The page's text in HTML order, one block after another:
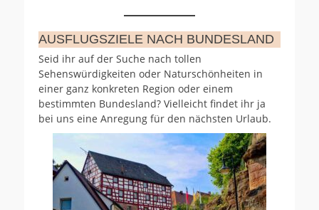
AUSFLUGSZIELE NACH BUNDESLAND
Seid ihr auf der Suche nach tollen
Sehenswürdigkeiten oder Naturschönheiten in
einer ganz konkreten Region oder einem
bestimmten Bundesland? Vielleicht findet ihr ja
bei uns eine Anregung für den nächsten Urlaub.